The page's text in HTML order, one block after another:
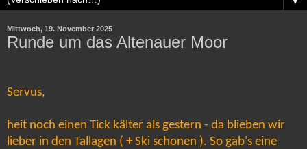
Mittwoch, 19. November 2025
Runde um das Altenauer Moor
Servus,
heit noch einen Tick kälter als gestern - da blieben wir
lieber in den Tallagen ( + Ski schonen ). So gab's eine